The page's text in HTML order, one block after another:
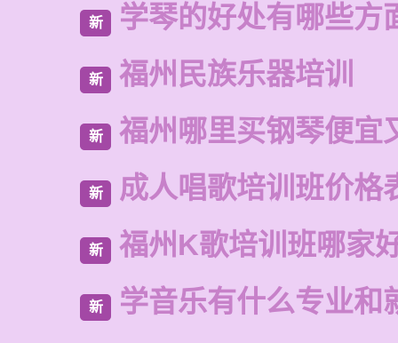
新 学琴的好处有哪些方
新 福州民族乐器培训
新 福州哪里买钢琴便宜
新 成人唱歌培训班价格
新 福州K歌培训班哪家
新 学音乐有什么专业和